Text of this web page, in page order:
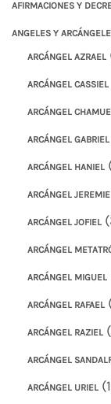
AFIRMACIONES Y
ANGELES Y
ARCÁNGEL AZRAEL
ARCÁNGEL CASSIEL
ARCÁNGEL
ARCÁNGEL GABRIEL
ARCÁNGEL HANIEL
ARCÁNGEL
ARCÁNGEL JOFIEL
ARCÁNGEL
ARCÁNGEL MIGUEL
ARCÁNGEL RAFAEL
ARCÁNGEL RAZIEL
ARCÁNGEL
ARCÁNGEL URIEL